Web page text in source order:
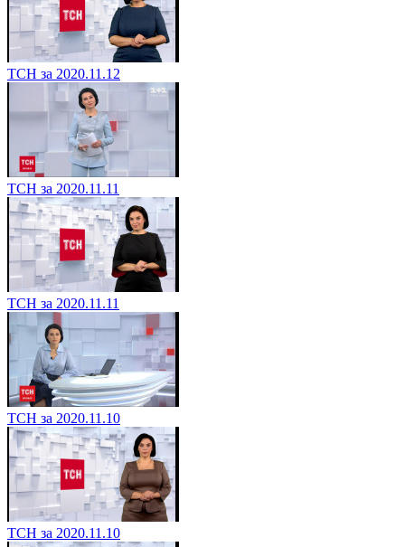
ТСН за 2020.11.12
ТСН за 2020.11.11
ТСН за 2020.11.11
ТСН за 2020.11.10
ТСН за 2020.11.10